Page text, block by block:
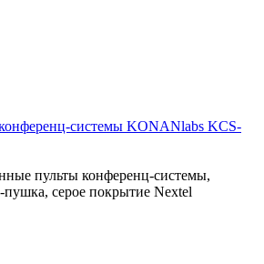
системы KONANlabs KCS-
пульты конференц-системы,
серое покрытие Nextel